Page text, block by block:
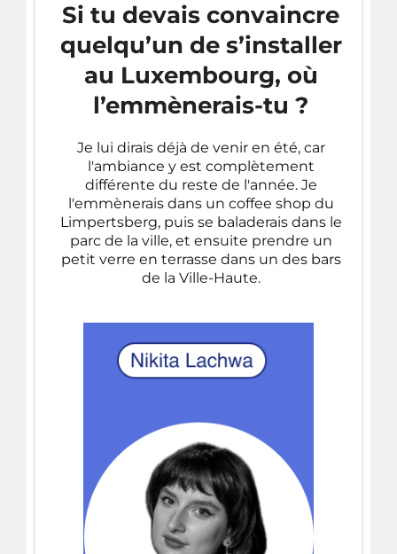
Si tu devais convaincre
quelqu’un de s’installer
au Luxembourg, où
l’emmènerais-tu ?
Je lui dirais déjà de venir en été, car
l'ambiance y est complètement
différente du reste de l'année. Je
l'emmènerais dans un coffee shop du
Limpertsberg, puis se baladerais dans le
parc de la ville, et ensuite prendre un
petit verre en terrasse dans un des bars
de la Ville-Haute.